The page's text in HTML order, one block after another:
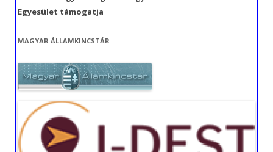
Egyesület támogatja
MAGYAR ÁLLAMKINCSTÁR